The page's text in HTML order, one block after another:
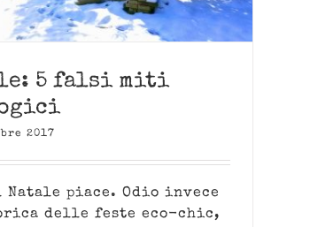
5 falsi miti
2017
Natale piace. Odio invece
delle feste eco-chic,